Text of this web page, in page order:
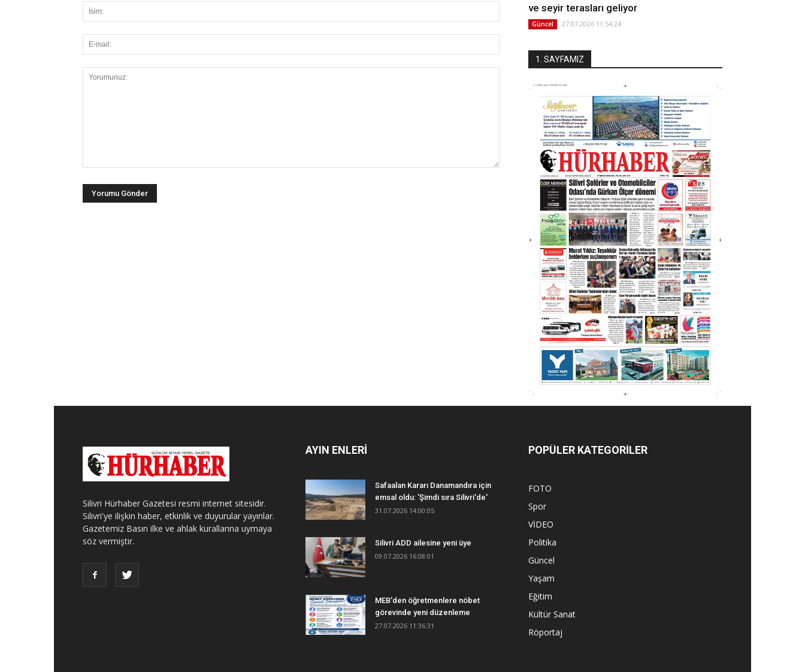
ve seyir terasları geliyor
Güncel 27.07.2026 11:54:24
1. SAYFAMIZ
Silivri Hürhaber Gazetesi resmi internet sitesidir.
Silivri'ye ilişkin haber, etkinlik ve duyurular yayınlar.
Gazetemiz Basın ilke ve ahlak kurallarına uymaya
söz vermiştir.
AYIN ENLERİ
Safaalan Kararı Danamandıra için
emsal oldu: 'Şimdi sıra Silivri'de'
31.07.2026 14:00:05
Silivri ADD ailesine yeni üye
09.07.2026 16:08:01
MEB'den öğretmenlere nöbet
görevinde yeni düzenleme
27.07.2026 11:36:31
POPÜLER KATEGORİLER
FOTO
Spor
VİDEO
Politika
Güncel
Yaşam
Eğitim
Kültür Sanat
Röportaj